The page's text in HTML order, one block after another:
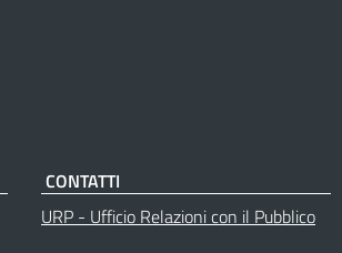
CONTATTI
URP - Ufficio Relazioni con il Pubblico